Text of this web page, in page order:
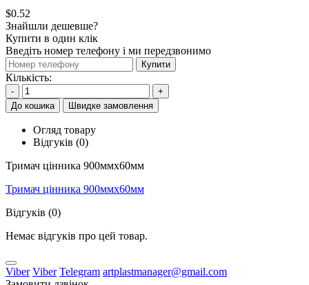
$0.52
Знайшли дешевше?
Купити в один клік
Введіть номер телефону і ми передзвонимо
Купити
Кількість:
-
+
До кошика
Швидке замовлення
Огляд товару
Відгуків (0)
Тримач цінника 900ммх60мм
Тримач цінника 900ммх60мм
Відгуків (0)
Немає відгуків про цей товар.
Viber Viber Telegram artplastmanager@gmail.com